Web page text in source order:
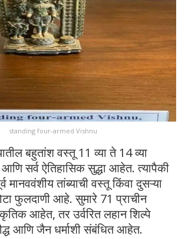
standing four-armed Vishnu
बहुतांश वस्तू 11 व्या ते 14 व्या
सर्व ऐतिहासिक सुद्धा आहेत. त्यापैकी
मानववंशीय तांब्याची वस्तू किंवा दुसऱ्या
फुलदाणी आहे. सुमारे 71 प्राचीन
आहेत, तर उर्वरित लहान शिल्पे
आणि जैन धर्माशी संबंधित आहेत.